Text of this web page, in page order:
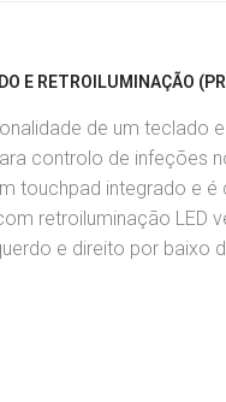
E RETROILUMINAÇÃO
de um teclado
controlo de infeções
touchpad integrado e
retroiluminação LED
e direito por baixo